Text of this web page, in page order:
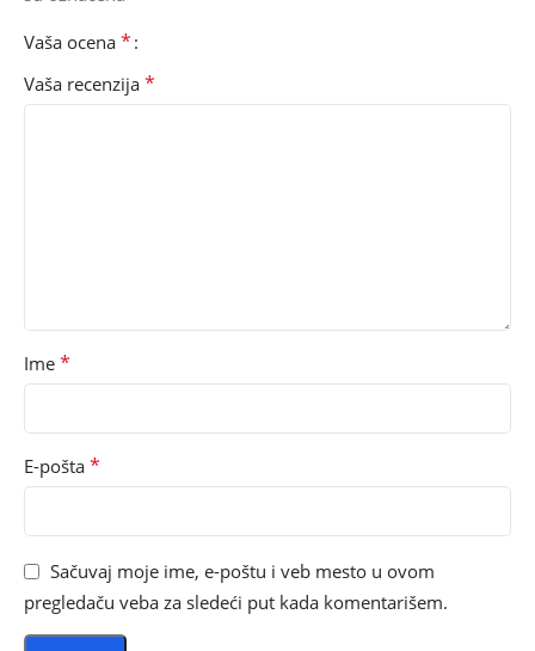
Vaša ocena *
Vaša recenzija *
Ime *
E-pošta *
Sačuvaj moje ime, e-poštu i veb mesto u ovom
pregledaču veba za sledeći put kada komentarišem.